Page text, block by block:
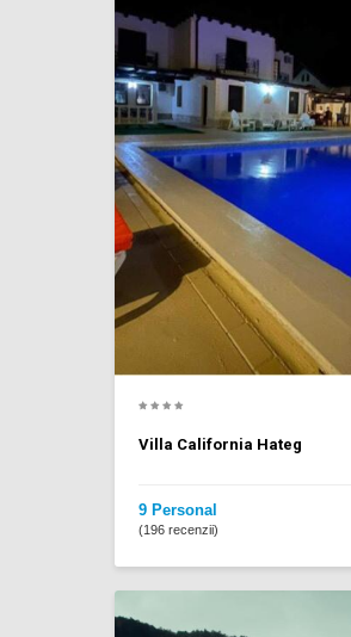
Villa California Hateg
9 Personal
(196 recenzii)